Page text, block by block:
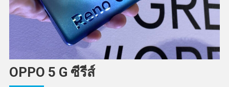
OPPO 5 G ซีรีส์